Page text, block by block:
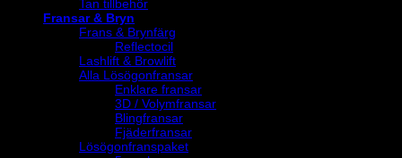
Tan tillbehör
Fransar & Bryn
Frans & Brynfärg
Reflectocil
Lashlift & Browlift
Alla Lösögonfransar
Enklare fransar
3D / Volymfransar
Blingfransar
Fjäderfransar
Lösögonfranspaket